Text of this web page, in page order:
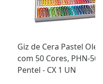
Giz de Cera Pastel
com 50 Cores, PHN-50,
Pentel - CX 1 UN